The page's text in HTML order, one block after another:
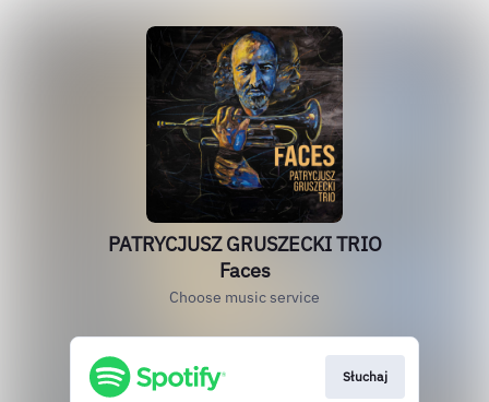
PATRYCJUSZ GRUSZECKI TRIO
Faces
Choose music service
Słuchaj